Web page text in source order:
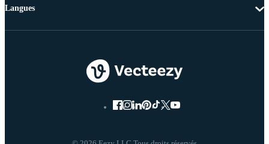
Langues